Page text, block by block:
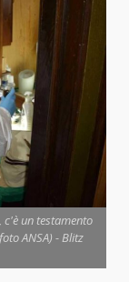
un testamento
ANSA) - Blitz